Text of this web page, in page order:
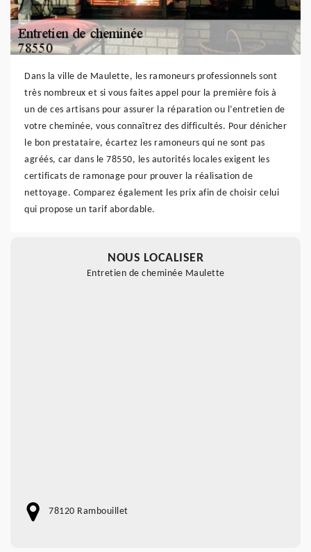
Dans la ville de Maulette, les ramoneurs professionnels sont
très nombreux et si vous faites appel pour la première fois à
un de ces artisans pour assurer la réparation ou l’entretien de
votre cheminée, vous connaîtrez des difficultés. Pour dénicher
le bon prestataire, écartez les ramoneurs qui ne sont pas
agréés, car dans le 78550, les autorités locales exigent les
certificats de ramonage pour prouver la réalisation de
nettoyage. Comparez également les prix afin de choisir celui
qui propose un tarif abordable.
NOUS LOCALISER
Entretien de cheminée Maulette
78120 Rambouillet